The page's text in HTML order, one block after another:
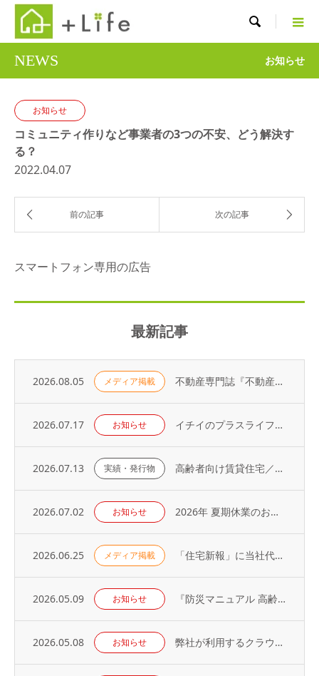

NEWS お知らせ
お知らせ
コミュニティ作りなど事業者の3つの不安、どう解決す
る？
2022.04.07
スマートフォン専用の広告
最新記事
2026.08.05 メディア掲載 不動産専門誌『不動産コンサルティングプラス』に弊社代表・荻野の寄稿記事が掲載されました
2026.07.17 お知らせ イチイのプラスライフサービス「 オーナーアプリ」導入のお知らせ
2026.07.13 実績・発行物 高齢者向け賃貸住宅／取り扱い戸数（2026年）
2026.07.02 お知らせ 2026年 夏期休業のお知らせ
2026.06.25 メディア掲載 「住宅新報」に当社代表の取材記事が掲載されました（2026年6月23日号）
2026.05.09 お知らせ 『防災マニュアル 高齢入居者・外国人入居者対応編』当社代表が制作に協力
2026.05.08 お知らせ 弊社が利用するクラウドサービスへの不正アクセス発生に関するお知らせとお詫び